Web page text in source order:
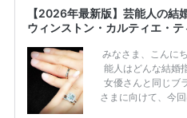
【2026年最新版】芸能人の結
ウィンストン・カルティエ・
みなさま、こんに
能人はどんな結婚
女優さんと同じブ
さまに向けて、今